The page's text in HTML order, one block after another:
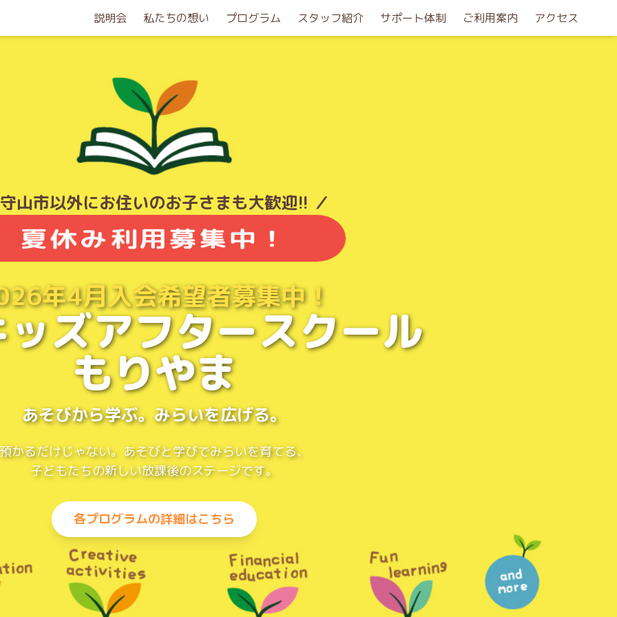
説明会 私たちの想い プログラム スタッフ紹介 サポート体制 ご利用案内 アクセス
山市以外にお住いのお子さまも大歓迎!! ／
夏休み利用募集中！
年4月入会希望者募集中！
ズアフタースクール
もりやま
あそびから学ぶ。みらいを広げる。
預かるだけじゃない。あそびと学びでみらいを育てる、
子どもたちの新しい放課後のステージです。
各プログラムの詳細はこちら